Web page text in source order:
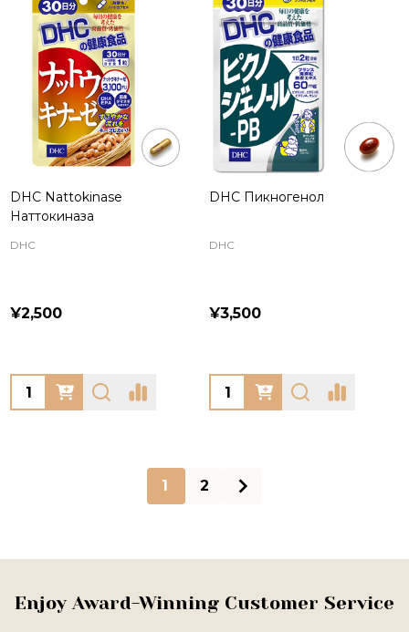
DHC Nattokinase
Наттокиназа
DHC
¥2,500
Quantity:
DHC Пикногенол
DHC
¥3,500
Quantity:
1 2
Footer
Enjoy Award-Winning Customer Service